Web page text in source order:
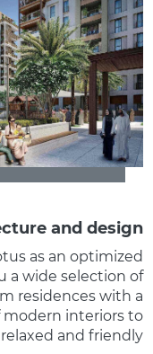
and design
as an optimized
a wide selection of
residences with a
interiors to
and friendly.